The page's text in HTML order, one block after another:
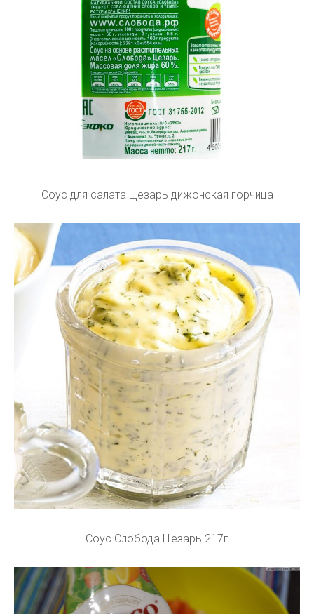
Соус для салата Цезарь дижонская горчица
Соус Слобода Цезарь 217г